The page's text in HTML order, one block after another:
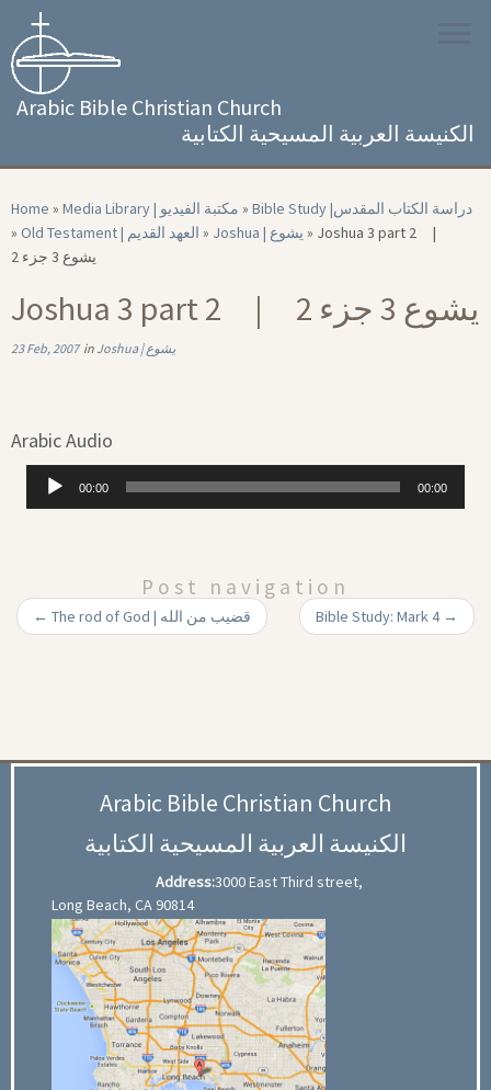
content
Arabic Bible Christian Church
الكنيسة العربية المسيحية الكتابية
Home » Media Library | مكتبة الفيديو »
Bible Study |‏ دراسة الكتاب المقدس
»
Old Testament | العهد القديم » Joshua | يشوع » Joshua 3 part 2 |
يشوع 3 جزء 2
Joshua 3 part 2 | يشوع 3 جزء 2
23 Feb, 2007in Joshua | يشوع
Arabic Audio
Audio
Player
00:00 00:00
Post navigation
← The rod of God | قضيب من الله Bible Study: Mark 4 →
Arabic Bible Christian Church
الكنيسة العربية المسيحية الكتابية
Address:3000 East Third street,
Long Beach, CA 90814